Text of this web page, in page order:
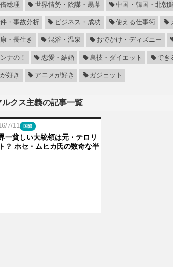
総理 世界情勢・陰謀・黒幕 中国・韓国・北朝
・事故分析 ビジネス・成功 使える仕事術
・長生き 混浴・温泉 おでかけ・ディズニー
ナの！ 恋愛・結婚 裏技・ダイエット でき
好き アニメが好き ガジェット
ルクス主義の記事一覧
7/11 国際
一貧しい大統領は元・テロリ
？ ホセ・ムヒカ氏の数奇な半